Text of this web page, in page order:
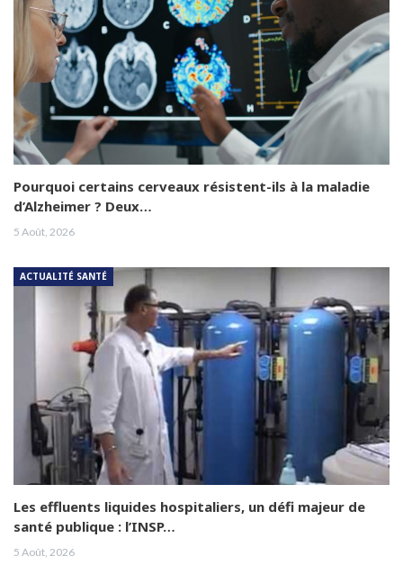
Pourquoi certains cerveaux résistent-ils à la maladie
d’Alzheimer ? Deux…
5 Août, 2026
ACTUALITÉ SANTÉ
Les effluents liquides hospitaliers, un défi majeur de
santé publique : l’INSP…
5 Août, 2026